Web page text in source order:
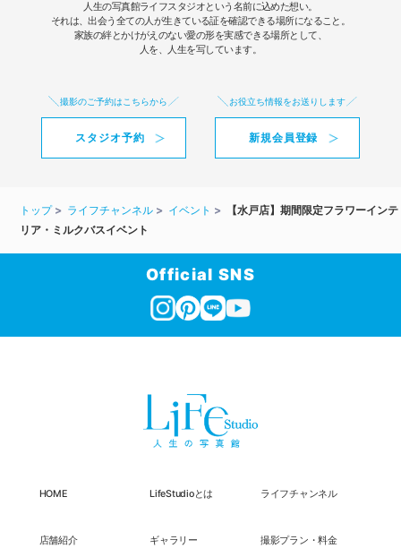
人生の写真館ライフスタジオという名前に込めた想い。
それは、出会う全ての人が生きている証を確認できる場所になること。
家族の絆とかけがえのない愛の形を実感できる場所として、
人を、人生を写しています。
撮影のご予約はこちらから
スタジオ予約
お役立ち情報をお送りします
新規会員登録
トップ ライフチャンネル イベント
【水戸店】期間限定フラワーインテ
リア・ミルクバスイベント
Official SNS
HOME LifeStudioとは ライフチャンネル
店舗紹介 ギャラリー 撮影プラン・料金